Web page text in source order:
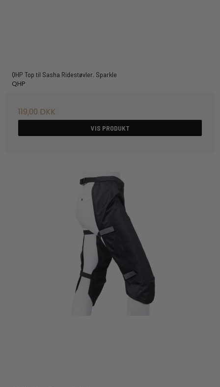
QHP Top til Sasha Ridestøvler. Sparkle
QHP
119,00 DKK
VIS PRODUKT